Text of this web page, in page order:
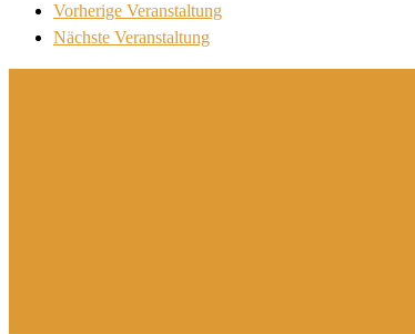
Vorherige Veranstaltung
Nächste Veranstaltung